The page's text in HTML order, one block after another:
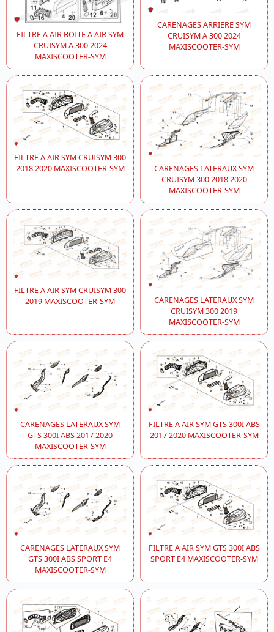
FILTRE A AIR BOITE A AIR SYM
CRUISYM A 300 2024
MAXISCOOTER-SYM
CARENAGES ARRIERE SYM
CRUISYM A 300 2024
MAXISCOOTER-SYM
FILTRE A AIR SYM CRUISYM 300
2018 2020 MAXISCOOTER-SYM
CARENAGES LATERAUX SYM
CRUISYM 300 2018 2020
MAXISCOOTER-SYM
FILTRE A AIR SYM CRUISYM 300
2019 MAXISCOOTER-SYM
CARENAGES LATERAUX SYM
CRUISYM 300 2019
MAXISCOOTER-SYM
CARENAGES LATERAUX SYM
GTS 300I ABS 2017 2020
MAXISCOOTER-SYM
FILTRE A AIR SYM GTS 300I ABS
2017 2020 MAXISCOOTER-SYM
CARENAGES LATERAUX SYM
GTS 300I ABS SPORT E4
MAXISCOOTER-SYM
FILTRE A AIR SYM GTS 300I ABS
SPORT E4 MAXISCOOTER-SYM